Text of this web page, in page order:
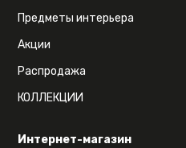
Интернет-магазин
Предметы интерьера
Акции
Распродажа
КОЛЛЕКЦИИ